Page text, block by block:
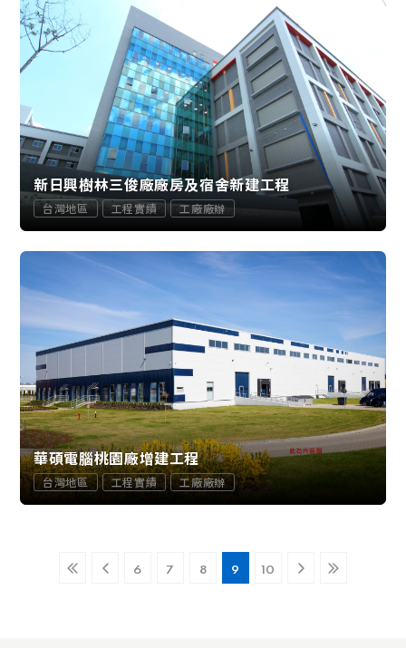
新日興樹林三俊廠廠房及宿舍新建工程
台灣地區 工程實績 工廠廠辦
華碩電腦桃園廠增建工程
台灣地區 工程實績 工廠廠辦
6 7 8 9 10